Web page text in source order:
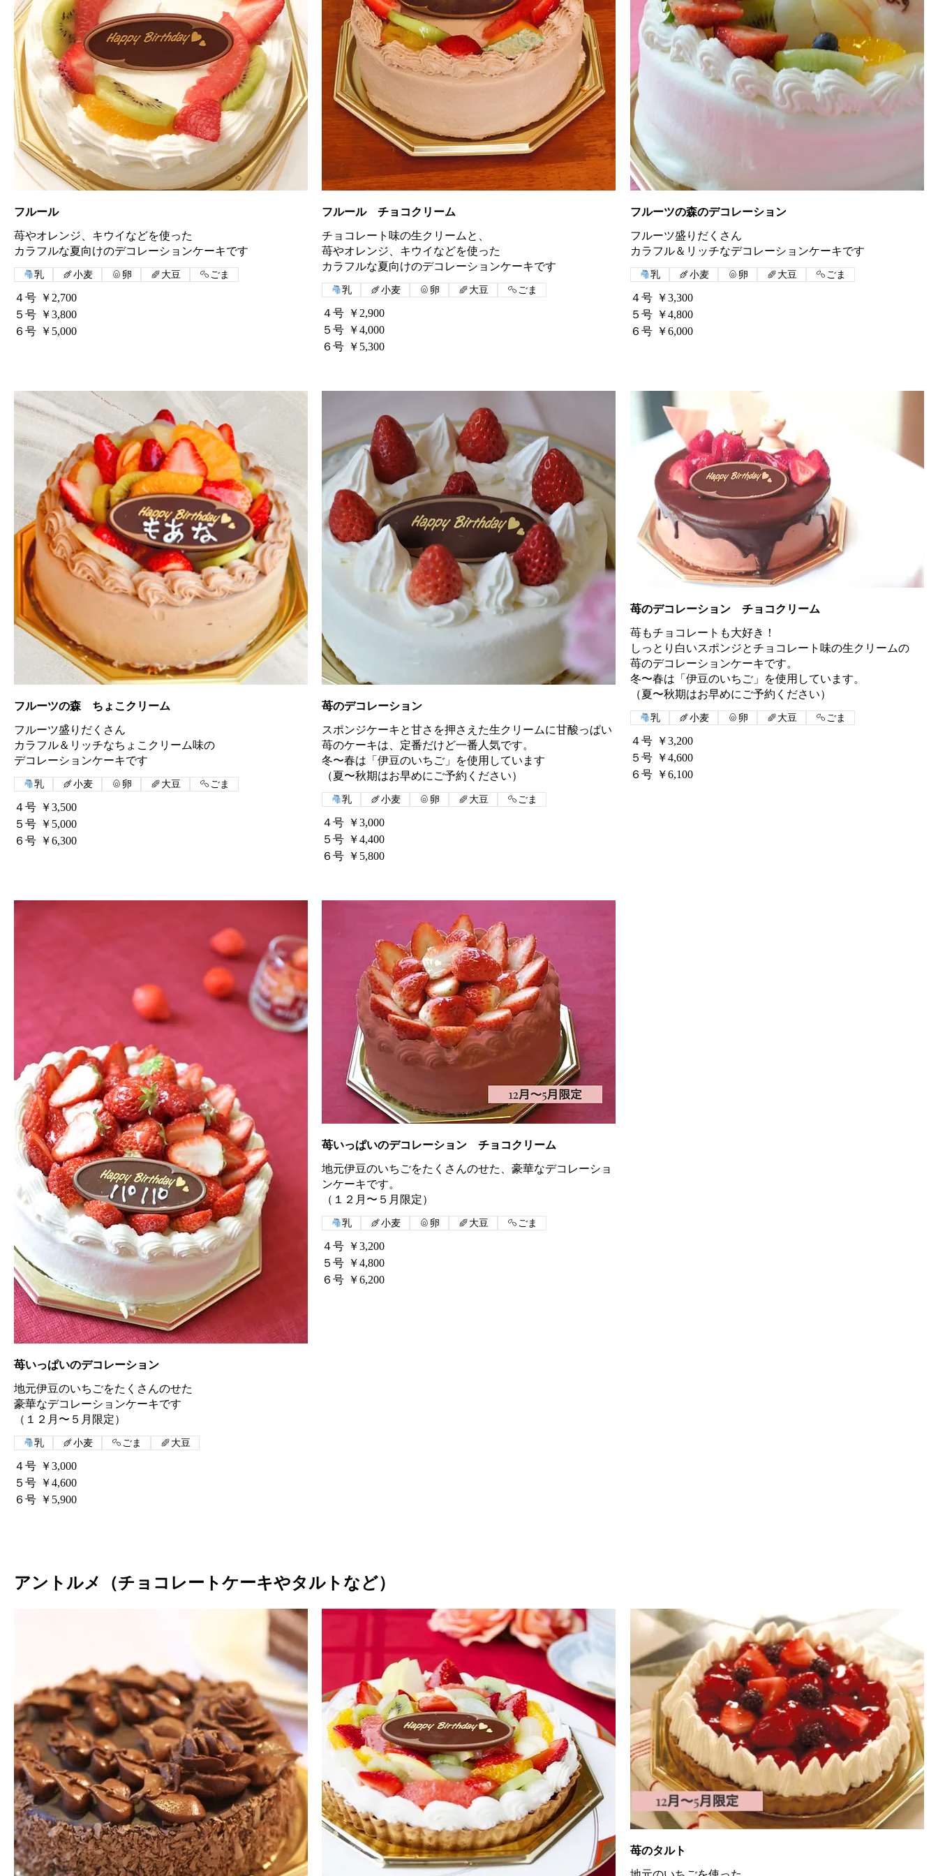
フルール
苺やオレンジ、キウイなどを使った
カラフルな夏向けのデコレーションケーキです
４号 ￥2,700
５号 ￥3,800
６号 ￥5,000
乳 小麦 卵 大豆 ごま
フルール チョコクリーム
チョコレート味の生クリームと、
苺やオレンジ、キウイなどを使った
カラフルな夏向けのデコレーションケーキです
４号 ￥2,900
５号 ￥4,000
６号 ￥5,300
乳 小麦 卵 大豆 ごま
フルーツの森のデコレーション
フルーツ盛りだくさん
カラフル＆リッチなデコレーションケーキです
４号
￥3,300
５号
￥4,800
６号
￥6,000
乳 小麦 卵 大豆 ごま
フルーツの森 ちょこクリーム
フルーツ盛りだくさん
カラフル＆リッチなちょこクリーム味の
デコレーションケーキです
４号 ￥3,500
５号 ￥5,000
６号 ￥6,300
乳 小麦 卵 大豆 ごま
苺のデコレーション
スポンジケーキと甘さを押さえた生クリームに甘酸っぱい
苺のケーキは、定番だけど一番人気です。
冬〜春は「伊豆のいちご」を使用しています
（夏〜秋期はお早めにご予約ください）
４号 ￥3,000
５号 ￥4,400
６号 ￥5,800
乳 小麦 卵 大豆 ごま
苺のデコレーション チョコクリーム
苺もチョコレートも大好き！
しっとり白いスポンジとチョコレート味の生クリームの
苺のデコレーションケーキです。
冬〜春は「伊豆のいちご」を使用しています。
（夏〜秋期はお早めにご予約ください）
４号
￥3,200
５号
￥4,600
６号
￥6,100
乳 小麦 卵 大豆 ごま
苺いっぱいのデコレーション
地元伊豆のいちごをたくさんのせた
豪華なデコレーションケーキです
（１２月〜５月限定）
４号 ￥3,000
５号 ￥4,600
６号 ￥5,900
乳 小麦 ごま 大豆
苺いっぱいのデコレーション チョコクリーム
地元伊豆のいちごをたくさんのせた、豪華なデコレーショ
ンケーキです。
（１２月〜５月限定）
４号 ￥3,200
５号 ￥4,800
６号 ￥6,200
乳 小麦 卵 大豆 ごま
アントルメ（チョコレートケーキやタルトなど）
苺のタルト